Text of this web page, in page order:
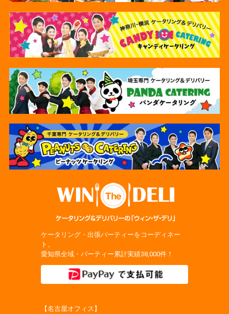
ケータリング・出張パーティーをコーディネー
ト。
愛知県全域・パーティー累計実績38,000件！
【名古屋オフィス】